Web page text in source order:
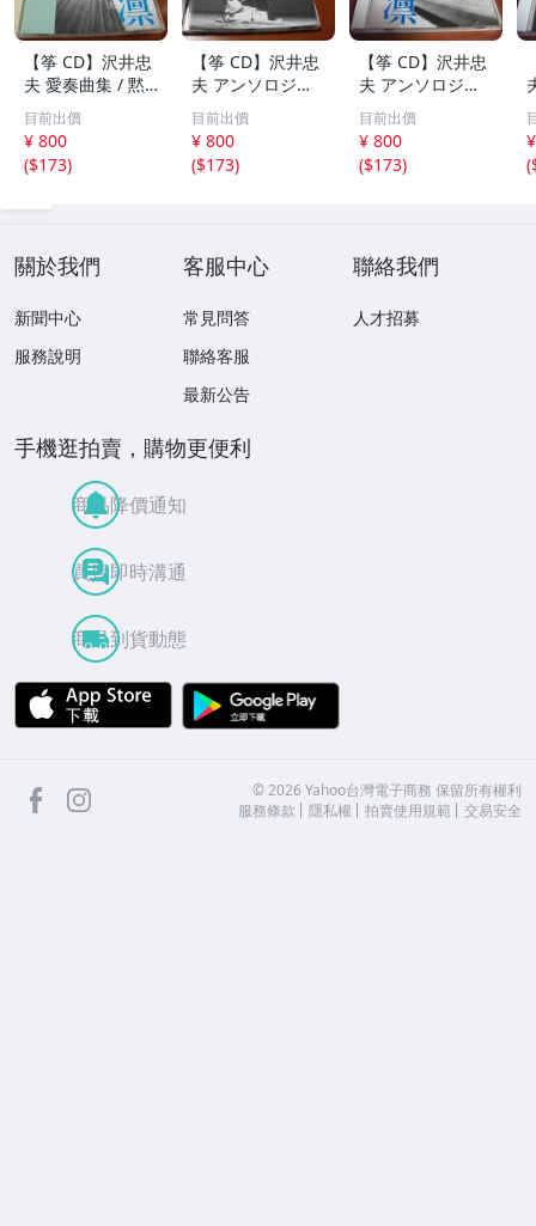
【筝 CD】沢井忠
夫 愛奏曲集 / 黙
示 、波 、二つの
相 、箏二重奏ソ
ナタ 杵屋正邦 、
入野義朗 、小野
目前出價
¥ 800
($173)
【筝 CD】沢井忠
夫 アンソロジー
「凜」からの分売
沢井忠夫作品集
ライブ 風衣、水
の声、枯野砧、五
目前出價
¥ 800
($173)
【筝 CD】沢井忠
夫 アンソロジー
「凜」からの分売
沢井忠夫 作品集
第三集 “光る海”
（限定販売） 200
目前出價
¥ 800
($173)
(
關於我們
新聞中心
服務說明
客服中心
常見問答
聯絡客服
最新公告
聯絡我們
人才招募
手機逛拍賣，購物更便利
商品降價通知
買賣即時溝通
商品到貨動態
APP Store
facebook ©2026 Yahoo台灣電子商務 保留所有權利
服務條款
隱私權 拍賣使用規範 交易安全